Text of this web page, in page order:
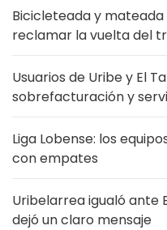
Bicicleteada y
reclamar la vuelta del
Usuarios de Uribe y El
sobrefacturación y
Liga Lobense: los
con empates
Uribelarrea igualó ante
dejó un claro mensaje